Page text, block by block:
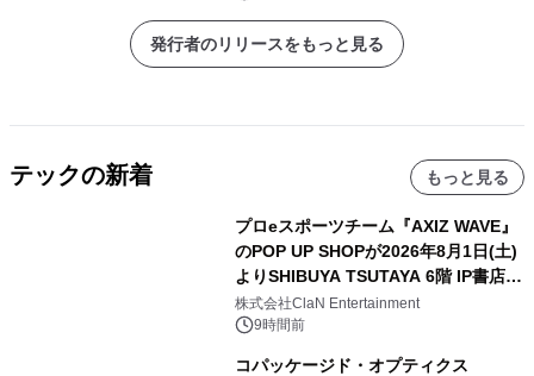
発行者のリリースをもっと見る
テックの新着 もっと見る
プロeスポーツチーム『AXIZ WAVE』
のPOP UP SHOPが2026年8月1日(土)
よりSHIBUYA TSUTAYA 6階 IP書店で
開催決定！！
株式会社ClaN Entertainment
9時間前
コパッケージド・オプティクス